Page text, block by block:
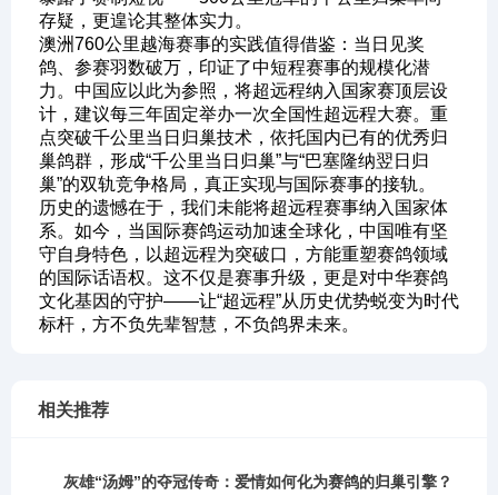
存疑，更遑论其整体实力。
澳洲760公里越海赛事的实践值得借鉴：当日见奖
鸽、参赛羽数破万，印证了中短程赛事的规模化潜
力。中国应以此为参照，将超远程纳入国家赛顶层设
计，建议每三年固定举办一次全国性超远程大赛。重
点突破千公里当日归巢技术，依托国内已有的优秀归
巢鸽群，形成“千公里当日归巢”与“巴塞隆纳翌日归
巢”的双轨竞争格局，真正实现与国际赛事的接轨。
历史的遗憾在于，我们未能将超远程赛事纳入国家体
系。如今，当国际赛鸽运动加速全球化，中国唯有坚
守自身特色，以超远程为突破口，方能重塑赛鸽领域
的国际话语权。这不仅是赛事升级，更是对中华赛鸽
文化基因的守护——让“超远程”从历史优势蜕变为时代
标杆，方不负先辈智慧，不负鸽界未来。
相关推荐
灰雄“汤姆”的夺冠传奇：爱情如何化为赛鸽的归巢引擎？